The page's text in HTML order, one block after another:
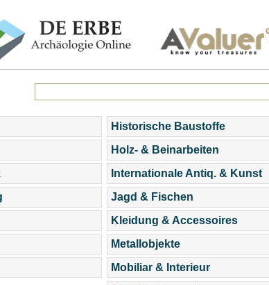
Historische Baustoffe
Holz- & Beinarbeiten
Internationale Antiq. & Kunst
Jagd & Fischen
Kleidung & Accessoires
Metallobjekte
Mobiliar & Interieur